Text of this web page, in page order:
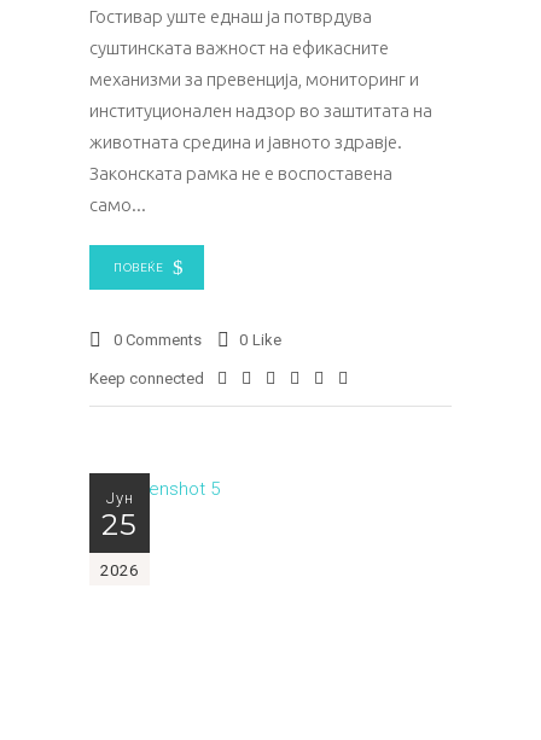
Гостивар уште еднаш ја потврдува
суштинската важност на ефикасните
механизми за превенција, мониторинг и
институционален надзор во заштитата на
животната средина и јавното здравје.
Законската рамка не е воспоставена
само
ПОВЕЌЕ
0 Comments 0 Like
Keep connected
Јун
25
2026